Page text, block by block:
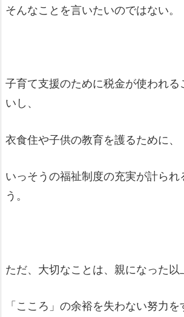
そんなことを言いたいのではない。
子育て支援のために税金が使われる
いし、
衣食住や子供の教育を護るために、
いっそうの福祉制度の充実が計られ
う。
ただ、大切なことは、親になった以
「こころ」の余裕を失わない努力